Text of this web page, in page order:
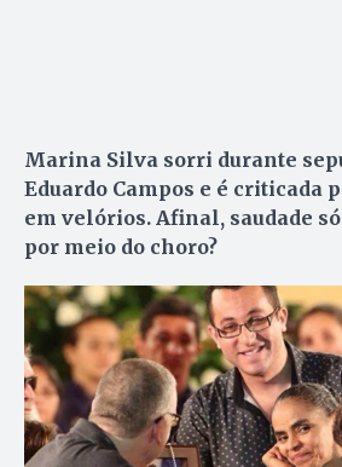
Marina Silva sorri durante
Eduardo Campos e é criticada
em velórios. Afinal, saudade
por meio do choro?